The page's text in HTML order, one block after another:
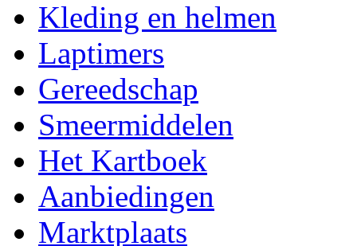
Kleding en helmen
Laptimers
Gereedschap
Smeermiddelen
Het Kartboek
Aanbiedingen
Marktplaats